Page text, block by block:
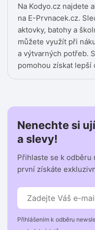
Na Kodyo.cz najdete
na E-Prvnacek.cz.
aktovky, batohy a
můžete využít při
a výtvarných potřeb.
pomohou získat lepší
Nenechte si
a slevy!
Přihlaste se k odběru
první získáte
Přihlášením k odběru